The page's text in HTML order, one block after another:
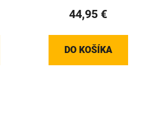
44,95 €
DO KOŠÍKA